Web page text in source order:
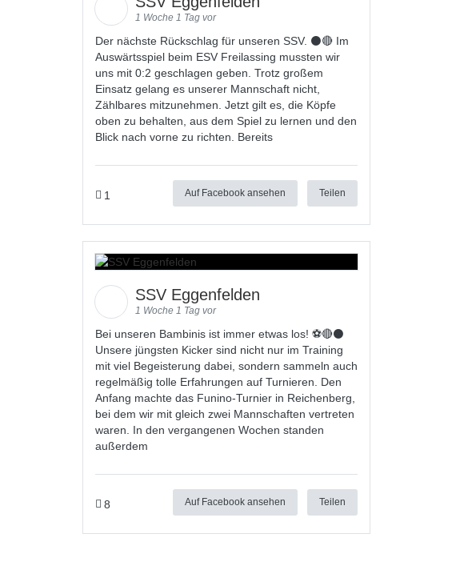
1 Woche 1 Tag vor
Der nächste Rückschlag für unseren SSV. ⚫🔴 Im
Auswärtsspiel beim ESV Freilassing mussten wir
uns mit 0:2 geschlagen geben. Trotz großem
Einsatz gelang es unserer Mannschaft nicht,
Zählbares mitzunehmen. Jetzt gilt es, die Köpfe
oben zu behalten, aus dem Spiel zu lernen und den
Blick nach vorne zu richten. Bereits
1 Auf Facebook ansehen Teilen
SSV Eggenfelden
1 Woche 1 Tag vor
Bei unseren Bambinis ist immer etwas los! ⚽️🔴⚫
Unsere jüngsten Kicker sind nicht nur im Training
mit viel Begeisterung dabei, sondern sammeln auch
regelmäßig tolle Erfahrungen auf Turnieren. Den
Anfang machte das Funino-Turnier in Reichenberg,
bei dem wir mit gleich zwei Mannschaften vertreten
waren. In den vergangenen Wochen standen
außerdem
8 Auf Facebook ansehen Teilen